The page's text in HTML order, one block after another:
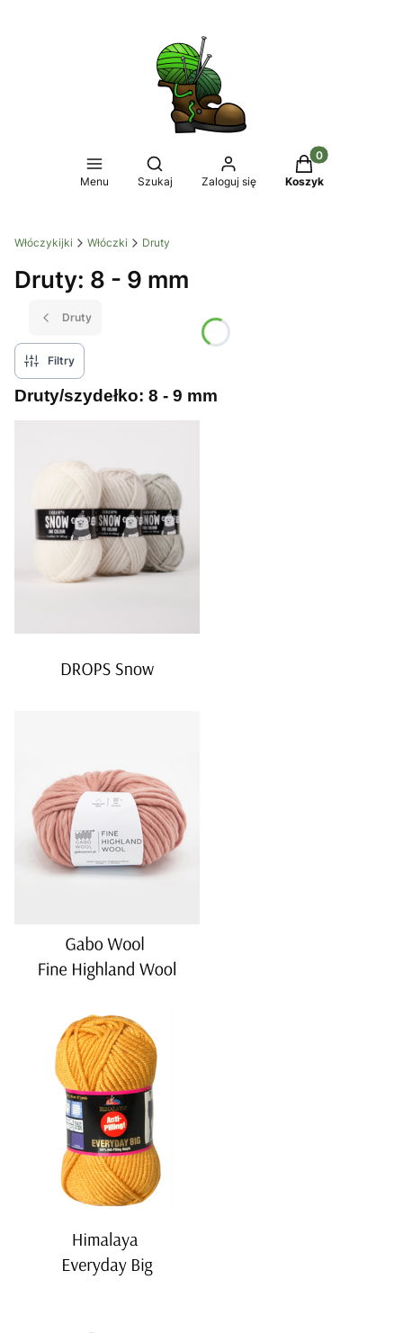
Menu
Otwórz wyszukiwarkę
Szukaj Zaloguj się
Produkty w
Koszyk
Włóczykijki Włóczki Druty
Druty: 8 - 9 mm
Druty
Filtry
Druty/szydełko: 8 - 9 mm